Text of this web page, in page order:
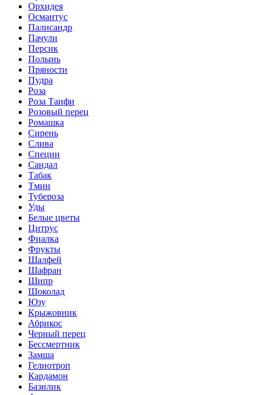
Орхидея
Османтус
Палисандр
Пачули
Персик
Полынь
Пряности
Пудра
Роза
Роза Таифи
Розовый перец
Ромашка
Сирень
Слива
Специи
Сандал
Табак
Тмин
Тубероза
Уды
Белые цветы
Цитрус
Фиалка
Фрукты
Шалфей
Шафран
Шипр
Шоколад
Юзу
Крыжовник
Абрикос
Черный перец
Бессмертник
Замша
Гелиотроп
Кардамон
Базилик